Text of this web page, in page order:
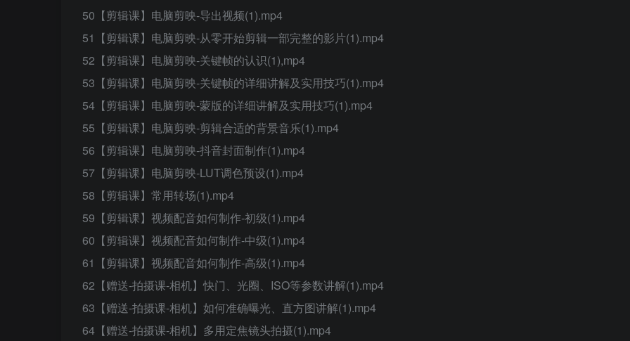
50【剪辑课】电脑剪映-导出视频(1).mp4
51【剪辑课】电脑剪映-从零开始剪辑一部完整的影片(1).mp4
52【剪辑课】电脑剪映-关键帧的认识(1),mp4
53【剪辑课】电脑剪映-关键帧的详细讲解及实用技巧(1).mp4
54【剪辑课】电脑剪映-蒙版的详细讲解及实用技巧(1).mp4
55【剪辑课】电脑剪映-剪辑合适的背景音乐(1).mp4
56【剪辑课】电脑剪映-抖音封面制作(1).mp4
57【剪辑课】电脑剪映-LUT调色预设(1).mp4
58【剪辑课】常用转场(1).mp4
59【剪辑课】视频配音如何制作-初级(1).mp4
60【剪辑课】视频配音如何制作-中级(1).mp4
61【剪辑课】视频配音如何制作-高级(1).mp4
62【赠送-拍摄课-相机】快门、光圈、ISO等参数讲解(1).mp4
63【赠送-拍摄课-相机】如何准确曝光、直方图讲解(1).mp4
64【赠送-拍摄课-相机】多用定焦镜头拍摄(1).mp4